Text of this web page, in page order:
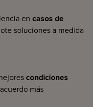
en casos de
soluciones a medida
condiciones
más